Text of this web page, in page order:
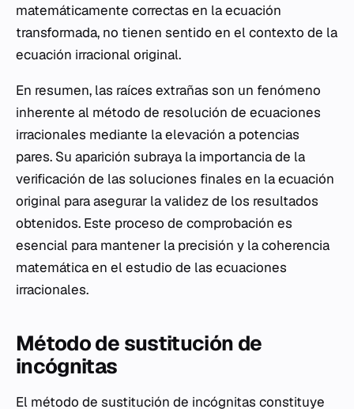
matemáticamente correctas en la ecuación
transformada, no tienen sentido en el contexto de la
ecuación irracional original.
En resumen, las raíces extrañas son un fenómeno
inherente al método de resolución de ecuaciones
irracionales mediante la elevación a potencias
pares. Su aparición subraya la importancia de la
verificación de las soluciones finales en la ecuación
original para asegurar la validez de los resultados
obtenidos. Este proceso de comprobación es
esencial para mantener la precisión y la coherencia
matemática en el estudio de las ecuaciones
irracionales.
Método de sustitución de
incógnitas
El método de sustitución de incógnitas constituye